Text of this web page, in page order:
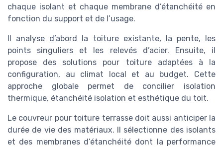
chaque isolant et chaque membrane d’étanchéité en
fonction du support et de l’usage.
Il analyse d’abord la toiture existante, la pente, les
points singuliers et les relevés d’acier. Ensuite, il
propose des solutions pour toiture adaptées à la
configuration, au climat local et au budget. Cette
approche globale permet de concilier isolation
thermique, étanchéité isolation et esthétique du toit.
Le couvreur pour toiture terrasse doit aussi anticiper la
durée de vie des matériaux. Il sélectionne des isolants
et des membranes d’étanchéité dont la performance